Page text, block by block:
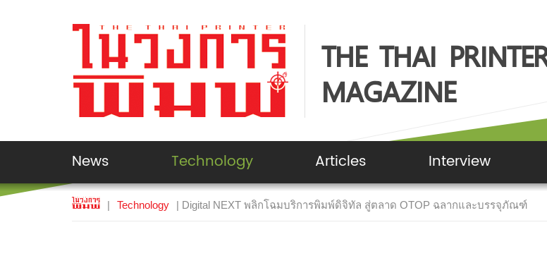
THE THAI
MAGAZINE
News Technology Articles Interview
Technology | Digital NEXT พลิกโฉมบริการพิมพ์ดิจิทัล สู่ตลาด OTOP ฉลากและบรรจุภัณฑ์